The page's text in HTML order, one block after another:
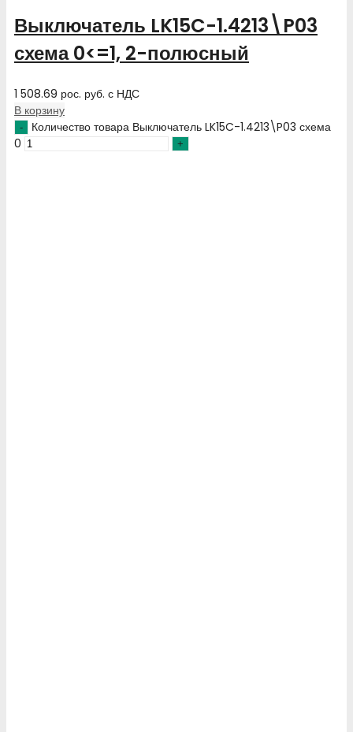
Выключатель LK15C-1.4213\P03
схема 0<=1, 2-полюсный
1 508.69 рос. руб. с НДС
В корзину
Количество товара Выключатель LK15C-1.4213\P03 схема
0